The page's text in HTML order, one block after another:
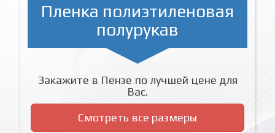
Пленка полиэтиленовая
полурукав
Закажите в Пензе по лучшей цене для
Вас.
Смотреть все размеры